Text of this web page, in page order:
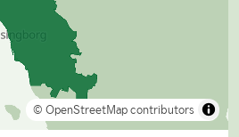
© OpenStreetMap contributors